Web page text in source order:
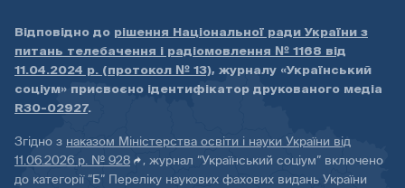
Відповідно до рішення Національної ради України з
питань телебачення і радіомовлення № 1168 від
11.04.2024 р. (протокол № 13), журналу «Український
соціум» присвоєно ідентифікатор друкованого медіа
R30-02927.
Згідно з наказом Міністерства освіти і науки України від
11.06.2026 р. № 928
, журнал “Український соціум” включено
до категорії “Б” Переліку наукових фахових видань України